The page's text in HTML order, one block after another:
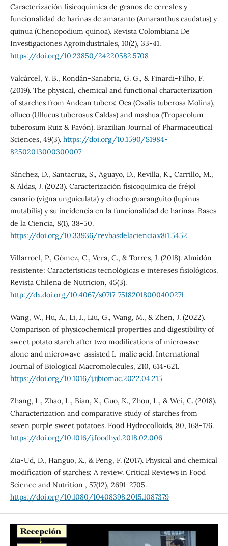
Caracterización fisicoquímica de granos de cereales y
funcionalidad de harinas de amaranto (Amaranthus caudatus) y
quinua (Chenopodium quinoa). Revista Colombiana De
Investigaciones Agroindustriales, 10(2), 33-41.
https://doi.org/10.23850/24220582.5708
Valcárcel, Y. B., Rondán-Sanabria, G. G., & Finardi-Filho, F.
(2019). The physical, chemical and functional characterization
of starches from Andean tubers: Oca (Oxalis tuberosa Molina),
olluco (Ullucus tuberosus Caldas) and mashua (Tropaeolum
tuberosum Ruiz & Pavón). Brazilian Journal of Pharmaceutical
Sciences, 49(3). https://doi.org/10.1590/S1984-
82502013000300007
Sánchez, D., Santacruz, S., Aguayo, D., Revilla, K., Carrillo, M.,
& Aldas, J. (2023). Caracterización fisicoquímica de fréjol
canario (vigna unguiculata) y chocho guaranguito (lupinus
mutabilis) y su incidencia en la funcionalidad de harinas. Bases
de la Ciencia, 8(1), 38-50.
https://doi.org/10.33936/revbasdelaciencia.v8i1.5452
Villarroel, P., Gómez, C., Vera, C., & Torres, J. (2018). Almidón
resistente: Características tecnológicas e intereses fisiológicos.
Revista Chilena de Nutricion, 45(3).
http://dx.doi.org/10.4067/s0717-75182018000400271
Wang, W., Hu, A., Li, J., Liu, G., Wang, M., & Zhen, J. (2022).
Comparison of physicochemical properties and digestibility of
sweet potato starch after two modifications of microwave
alone and microwave-assisted L-malic acid. International
Journal of Biological Macromolecules, 210, 614-621.
https://doi.org/10.1016/j.ijbiomac.2022.04.215
Zhang, L., Zhao, L., Bian, X., Guo, K., Zhou, L., & Wei, C. (2018).
Characterization and comparative study of starches from
seven purple sweet potatoes. Food Hydrocolloids, 80, 168-176.
https://doi.org/10.1016/j.foodhyd.2018.02.006
Zia-Ud, D., Hanguo, X., & Peng, F. (2017). Physical and chemical
modification of starches: A review. Critical Reviews in Food
Science and Nutrition , 57(12), 2691-2705.
https://doi.org/10.1080/10408398.2015.1087379